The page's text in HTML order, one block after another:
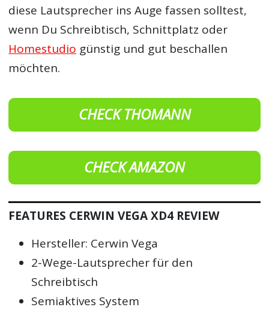
diese Lautsprecher ins Auge fassen solltest,
wenn Du Schreibtisch, Schnittplatz oder
Homestudio günstig und gut beschallen
möchten.
CHECK THOMANN
CHECK AMAZON
FEATURES CERWIN VEGA XD4 REVIEW
Hersteller: Cerwin Vega
2-Wege-Lautsprecher für den
Schreibtisch
Semiaktives System